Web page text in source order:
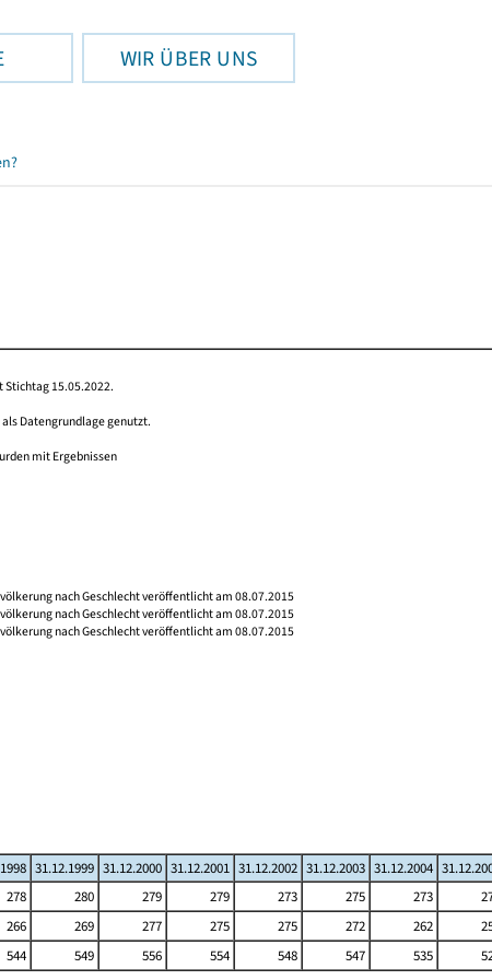
WIR ÜBER UNS
Stichtag 15.05.2022.
Datengrundlage genutzt.
mit Ergebnissen
nach Geschlecht veröffentlicht am 08.07.2015
nach Geschlecht veröffentlicht am 08.07.2015
nach Geschlecht veröffentlicht am 08.07.2015
31.12.1999 31.12.2000 31.12.2001 31.12.2002 31.12.2003 31.12.2004
278 280 279 279 273 275 273
266 269 277 275 275 272 262
544 549 556 554 548 547 535